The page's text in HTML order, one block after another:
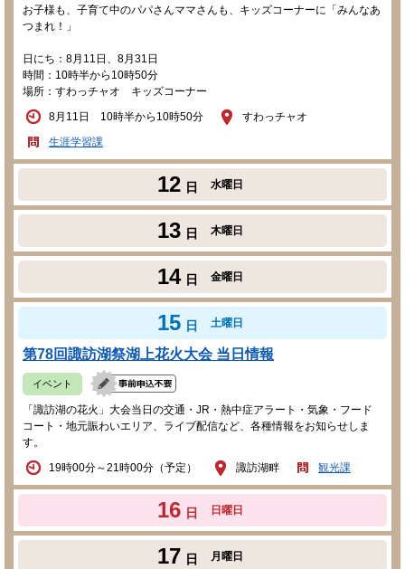
お子様も、子育て中のパパさんママさんも、キッズコーナーに「みんなあ
つまれ！」
日にち：8月11日、8月31日
時間：10時半から10時50分
場所：すわっチャオ キッズコーナー
8月11日 10時半から10時50分
すわっチャオ
生涯学習課
12 日 水曜日
13 日 木曜日
14 日 金曜日
15 日 土曜日
第78回諏訪湖祭湖上花火大会 当日情報
イベント
「諏訪湖の花火」大会当日の交通・JR・熱中症アラート・気象・フード
コート・地元賑わいエリア、ライブ配信など、各種情報をお知らせしま
す。
19時00分～21時00分（予定）
諏訪湖畔 観光課
16 日 日曜日
17 日 月曜日